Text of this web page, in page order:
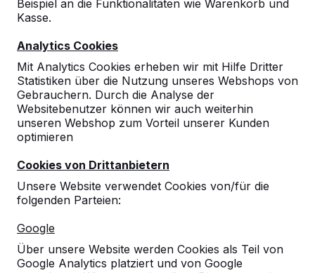
Beispiel an die Funktionalitäten wie Warenkorb und
Kasse.
Analytics Cookies
Mit Analytics Cookies erheben wir mit Hilfe Dritter
Statistiken über die Nutzung unseres Webshops von
Gebrauchern. Durch die Analyse der
Websitebenutzer können wir auch weiterhin
unseren Webshop zum Vorteil unserer Kunden
optimieren
Cookies von Drittanbietern
Unsere Website verwendet Cookies von/für die
folgenden Parteien:
Google
Über unsere Website werden Cookies als Teil von
Google Analytics platziert und von Google
zufrieden mit der Abwicklung
06-05-2025